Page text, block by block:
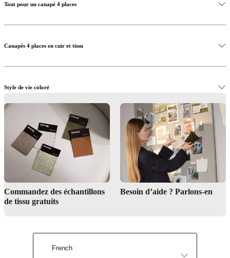
Tout pour un canapé 4 places
Canapés 4 places en cuir et tissu
Style de vie coloré
Le design à la danoise
Commandez des échantillons
de tissu gratuits
Besoin d’aide ? Parlons-en
French